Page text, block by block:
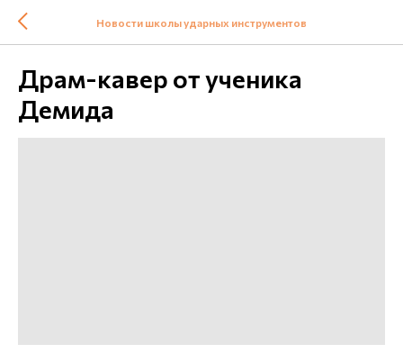
Новости школы ударных инструментов
Драм-кавер от ученика
Демида